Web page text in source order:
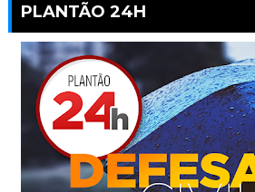
PLANTÃO 24H